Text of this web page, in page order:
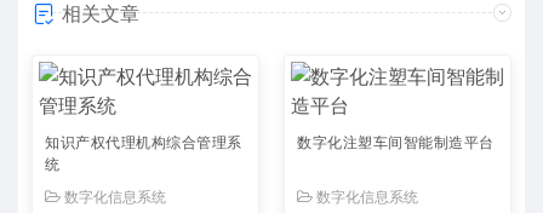
相关文章
知识产权代理机构综合管理系
统
数字化信息系统
数字化注塑车间智能制造平台
数字化信息系统